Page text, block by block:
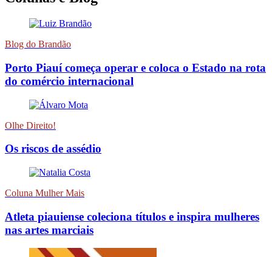
Blog do Brandão
Porto Piauí começa operar e coloca o Estado na rota
do comércio internacional
Olhe Direito!
Os riscos de assédio
Coluna Mulher Mais
Atleta piauiense coleciona títulos e inspira mulheres
nas artes marciais